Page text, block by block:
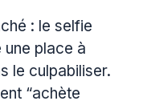
: le selfie
une place à
le culpabiliser.
“achète